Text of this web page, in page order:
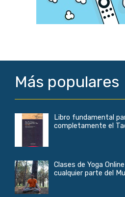
Más populares
Libro fundamental
completamente el
Clases de Yoga
cualquier parte del